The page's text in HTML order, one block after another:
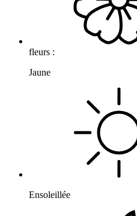
fleurs :
Jaune
Ensoleillée